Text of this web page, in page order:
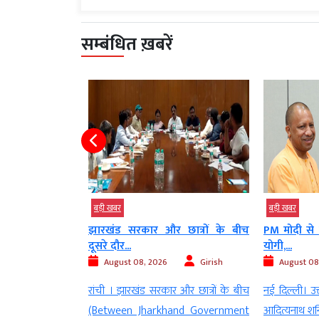
सम्बंधित ख़बरें
बड़ी खबर
PM मोदी से मुलाकात करने पहुंचे CM
योगी,...
August 08, 2026 Digvijay
नई दिल्ली। उत्तर प्रदेश के मुख्यमंत्री योगी
आदित्यनाथ शनिवार को प्रधानमंत्री नरेंद्र मोदी
बड़ी खबर
सपा समय-
रंग बदलती
August
लखनऊ ।
supremo